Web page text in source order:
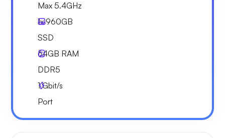
Max 5.4GHz
1x960GB
SSD
64GB RAM
DDR5
1Gbit/s
Port